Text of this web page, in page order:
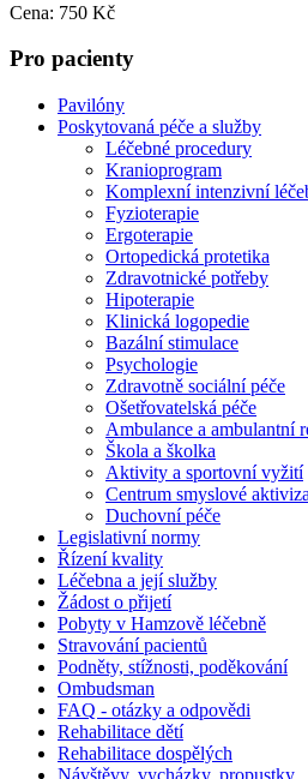
Cena: 750 Kč
Pro pacienty
Pavilóny
Poskytovaná péče a služby
Léčebné procedury
Kranioprogram
Komplexní intenzivní
Fyzioterapie
Ergoterapie
Ortopedická protetika
Zdravotnické potřeby
Hipoterapie
Klinická logopedie
Bazální stimulace
Psychologie
Zdravotně sociální péče
Ošetřovatelská péče
Ambulance a ambulantní
Škola a školka
Aktivity a sportovní vyžití
Centrum smyslové
Duchovní péče
Legislativní normy
Řízení kvality
Léčebna a její služby
Žádost o přijetí
Pobyty v Hamzově léčebně
Stravování pacientů
Podněty, stížnosti, poděkování
Ombudsman
FAQ - otázky a odpovědi
Rehabilitace dětí
Rehabilitace dospělých
Návštěvy, vycházky, propustky